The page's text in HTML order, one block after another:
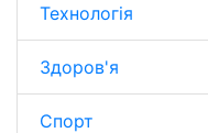
Технологія
Здоров'я
Спорт